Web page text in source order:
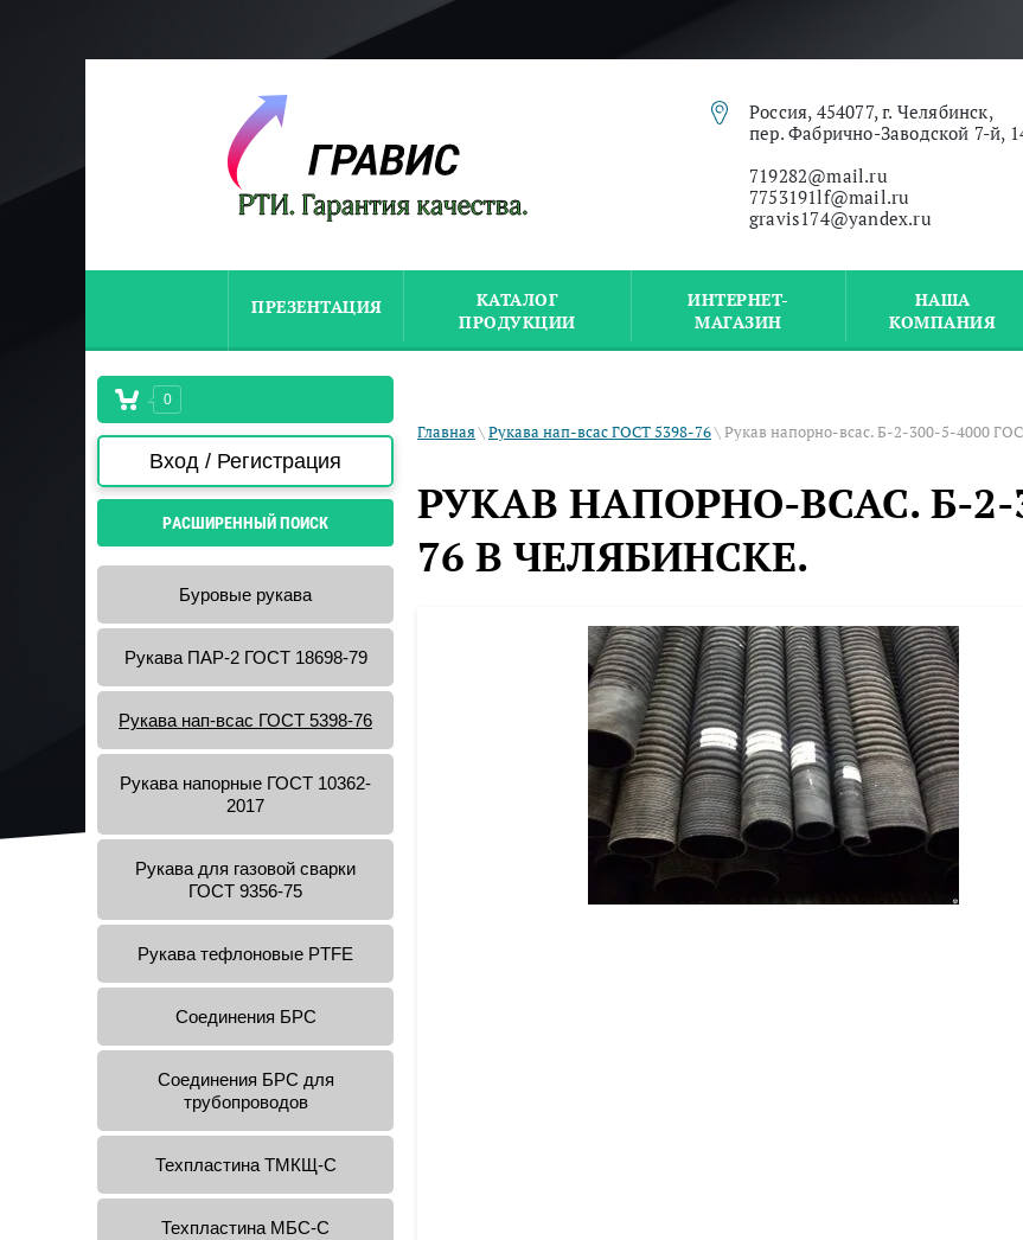
Россия, 454077, г. Челябинск,
пер. Фабрично-Заводской 7-й,
719282@mail.ru
7753191lf@mail.ru
gravis174@yandex.ru
ПРЕЗЕНТАЦИЯ
КАТАЛОГ
ПРОДУКЦИИ
ИНТЕРНЕТ-
МАГАЗИН
НАША
КОМПАНИЯ
0
Вход / Регистрация
РАСШИРЕННЫЙ ПОИСК
Буровые рукава
Рукава ПАР-2 ГОСТ 18698-79
Рукава нап-всас ГОСТ 5398-76
Рукава напорные ГОСТ 10362-
2017
Рукава для газовой сварки
ГОСТ 9356-75
Рукава тефлоновые PTFE
Соединения БРС
Соединения БРС для
трубопроводов
Техпластина ТМКЩ-С
Техпластина МБС-С
Главная\ Рукава нап-всас ГОСТ 5398-76\ Рукав напорно-всас. Б-2-300-5-4000
РУКАВ НАПОРНО-ВСАС. Б-2-
76 В ЧЕЛЯБИНСКЕ.